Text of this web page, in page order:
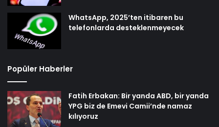
WhatsApp, 2025’ten itibaren bu
telefonlarda desteklenmeyecek
Popüler Haberler
Fatih Erbakan: Bir yanda ABD, bir yanda
YPG biz de Emevi Camii’nde namaz
kılıyoruz